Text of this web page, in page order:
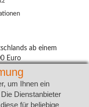
ab einem
Euro
um Ihnen ein
Dienstanbieter
für beliebige